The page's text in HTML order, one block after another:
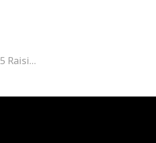
Colour Elixir ajakrúzs 05 Raisin, 4 g, Bewitching Coral